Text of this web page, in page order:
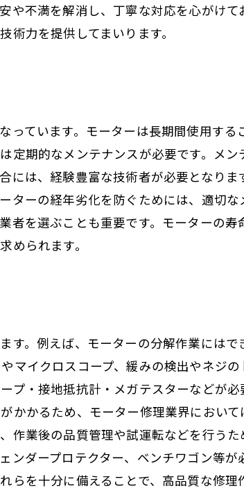
不満を解消し、丁寧な対応を心がけ
力を提供してまいります。
ています。モーターは長期間使用する
定期的なメンテナンスが必要です。メ
には、経験豊富な技術者が必要となり
ターの経年劣化を防ぐためには、適切
者を選ぶことも重要です。モーターの
められます。
す。例えば、モーターの分解作業には
マイクロスコープ、緩みの検出やネジ
プ・接地抵抗計・メガテスターなどが
かかるため、モーター修理業界におい
作業後の品質管理や試運転などを行う
ンダープロテクター、ベンチワゴン等
を十分に備えることで、高品質な修理